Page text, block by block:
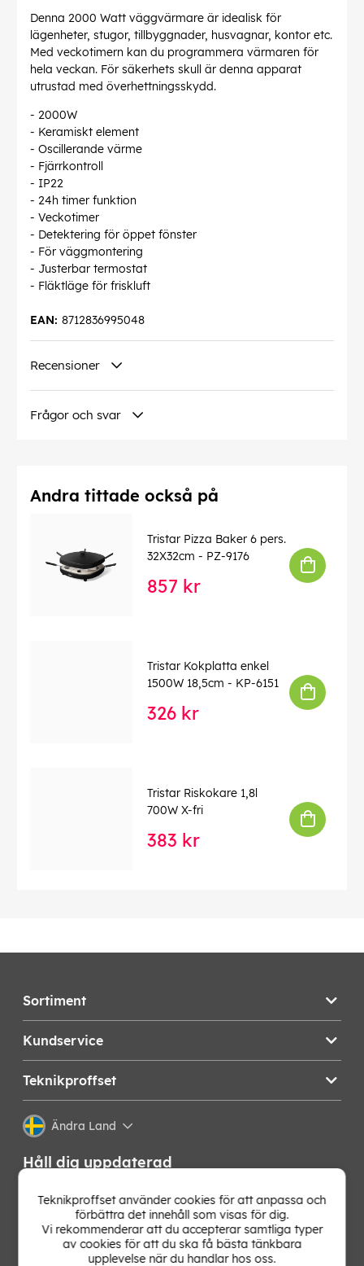
Denna 2000 Watt väggvärmare är idealisk för
lägenheter, stugor, tillbyggnader, husvagnar, kontor etc.
Med veckotimern kan du programmera värmaren för
hela veckan. För säkerhets skull är denna apparat
utrustad med överhettningsskydd.
- 2000W
- Keramiskt element
- Oscillerande värme
- Fjärrkontroll
- IP22
- 24h timer funktion
- Veckotimer
- Detektering för öppet fönster
- För väggmontering
- Justerbar termostat
- Fläktläge för friskluft
8712836995048
EAN:
Recensioner
Frågor och svar
Andra tittade också på
Tristar Pizza Baker 6 pers.
32X32cm - PZ-9176
857 kr
Tristar Kokplatta enkel
1500W 18,5cm - KP-6151
326 kr
Tristar Riskokare 1,8l
700W X-fri
383 kr
Sortiment
Kundservice
Teknikproffset
Ändra Land
Håll dig uppdaterad
Få de senaste nyheterna, hetaste erbjudandena och
bästa tipsen från oss direkt i din mejlkorg. Signa upp på
vårt nyhetsbrev!
Teknikproffset använder cookies för att anpassa och
förbättra det innehåll som visas för dig.
Vi rekommenderar att du accepterar samtliga typer
av cookies för att du ska få bästa tänkbara
upplevelse när du handlar hos oss.